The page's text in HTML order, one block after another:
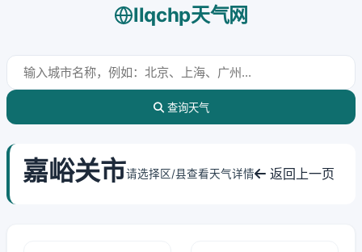
llqchp天气网
查询天气
嘉峪关市请选择区/县查看天气详情 返回上一页